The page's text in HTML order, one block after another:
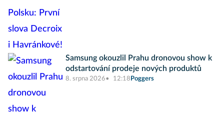
Samsung okouzlil Prahu dronovou show k
odstartování prodeje nových produktů
8. srpna 2026 12:18 Poggers